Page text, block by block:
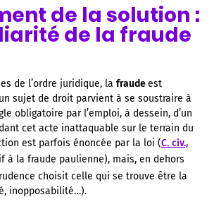
de la solution :
de la fraude
de l’ordre juridique, la fraudeest
sujet de droit parvient à se soustraire à
obligatoire par l’emploi, à dessein, d’un
cet acte inattaquable sur le terrain du
est parfois énoncée par la loi (C. civ.,
à la fraude paulienne), mais, en dehors
choisit celle qui se trouve être la
inopposabilité…).